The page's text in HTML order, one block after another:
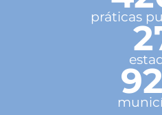
práticas